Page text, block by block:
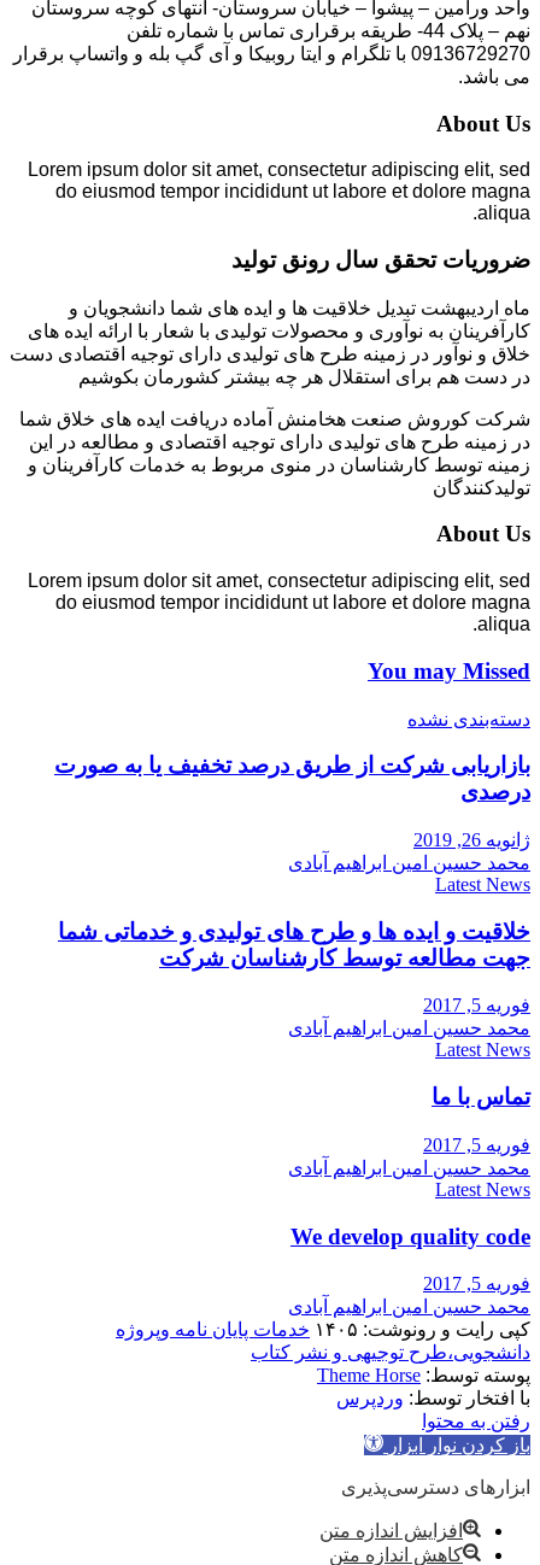
واحد ورامین – پیشوا – خیابان سروستان- انتهای کوچه سروستان
نهم – پلاک 44- طریقه برقراری تماس با شماره تلفن
09136729270 با تلگرام و ایتا روبیکا و آی گپ بله و واتساپ برقرار
می باشد.
About Us
Lorem ipsum dolor sit amet, consectetur adipiscing elit, sed
do eiusmod tempor incididunt ut labore et dolore magna
aliqua.
ضروریات تحقق سال رونق تولید
ماه اردیبهشت تبدیل خلاقیت ها و ایده های شما دانشجویان و
کارآفرینان به نوآوری و محصولات تولیدی با شعار با ارائه ایده های
خلاق و نوآور در زمینه طرح های تولیدی دارای توجیه اقتصادی دست
در دست هم برای استقلال هر چه بیشتر کشورمان بکوشیم
شرکت کوروش صنعت هخامنش آماده دریافت ایده های خلاق شما
در زمینه طرح های تولیدی دارای توجیه اقتصادی و مطالعه در این
زمینه توسط کارشناسان در منوی مربوط به خدمات کارآفرینان و
تولیدکنندگان
About Us
Lorem ipsum dolor sit amet, consectetur adipiscing elit, sed
do eiusmod tempor incididunt ut labore et dolore magna
aliqua.
You may Missed
دسته‌بندی نشده
بازاریابی شرکت از طریق درصد تخفیف یا به صورت
درصدی
ژانویه 26, 2019
محمد حسین امین ابراهیم آبادی
Latest News
خلاقیت و ایده ها و طرح های تولیدی و خدماتی شما
جهت مطالعه توسط کارشناسان شرکت
فوریه 5, 2017
محمد حسین امین ابراهیم آبادی
Latest News
تماس با ما
فوریه 5, 2017
محمد حسین امین ابراهیم آبادی
Latest News
We develop quality code
فوریه 5, 2017
محمد حسین امین ابراهیم آبادی
کپی رایت و رونوشت: ۱۴۰۵
خدمات پایان نامه وپروژه
دانشجویی،طرح توجیهی و نشر کتاب
پوسته توسط: Theme Horse
با افتخار توسط: وردپرس
رفتن به محتوا
باز کردن نوار ابزار
ابزارهای دسترسی‌پذیری
افزایش اندازه متن
کاهش اندازه متن